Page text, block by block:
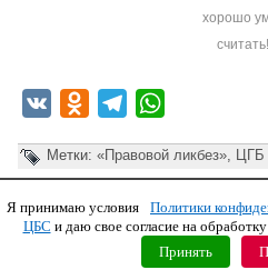
хорошо
VK Odnoklassniki
Telegram
Метки: «Правовой ликбез», ЦГБ
Copyright ©
Я принимаю условия
Политики
ЦБС и даю свое согласие на
Принять